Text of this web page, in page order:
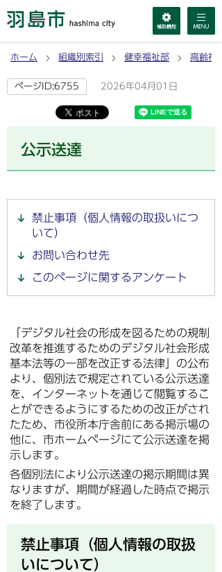
ホーム 組織別索引 健幸福祉部 高齢福
ページID:6755 2026年04月01日
公示送達
禁止事項（個人情報の取扱いにつ
いて）
お問い合わせ先
このページに関するアンケート
「デジタル社会の形成を図るための規制
改革を推進するためのデジタル社会形成
基本法等の一部を改正する法律」の公布
より、個別法で規定されている公示送達
を、インターネットを通じて閲覧するこ
とができるようにするための改正がされ
たため、市役所本庁舎前にある掲示場の
他に、市ホームページにて公示送達を掲
示します。
各個別法により公示送達の掲示期間は異
なりますが、期間が経過した時点で掲示
を終了します。
禁止事項（個人情報の取扱
いについて）